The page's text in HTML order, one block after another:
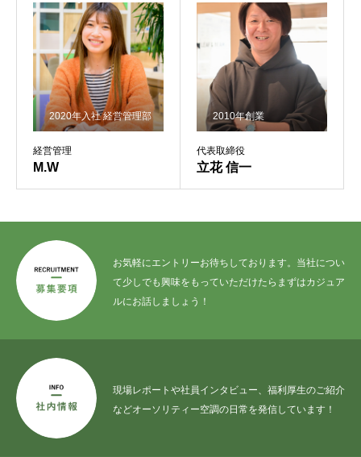
経営管理
M.W
2020年入社 経営管理部
代表取締役
立花 信一
2010年創業
お気軽にエントリーお待ちしております。当社につい
て少しでも興味をもっていただけたらまずはカジュア
ルにお話しましょう！
現場レポートや社員インタビュー、福利厚生のご紹介
などオーソリティー空調の日常を発信しています！